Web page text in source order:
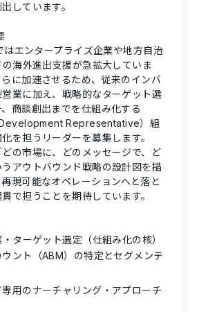
しています。
はエンタープライズ企業や地方自治
海外進出支援が急拡大していま
に加速させるため、従来のインバ
業に加え、戦略的なターゲット選
商談創出までを仕組み化する
Representative）組
を担うリーダーを募集します。
の市場に、どのメッセージで、ど
アウトバウンド戦略の設計図を描
現可能なオペレーションへと落と
で担うことを期待しています。
ターゲット選定（仕組み化の核）
ント（ABM）の特定とセグメンテ
用のナーチャリング・アプローチ